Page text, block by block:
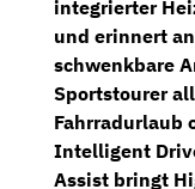
integrierter
und erinnert
schwenkbare
Sportstourer
Fahrradurlaub
Intelligent
Assist bringt